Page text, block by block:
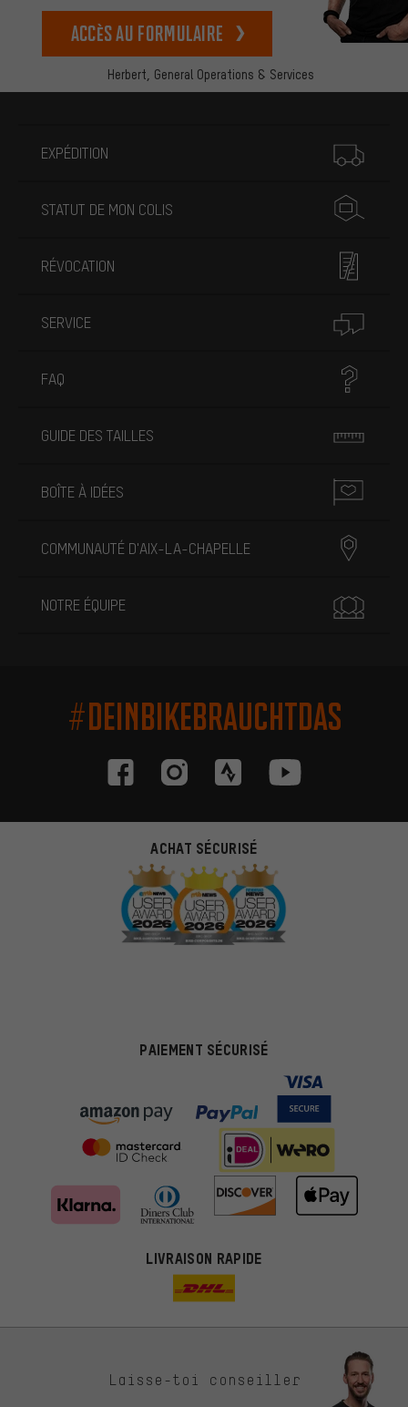
Herbert, General Operations & Services
Accès au formulaire
EXPÉDITION
STATUT DE MON COLIS
RÉVOCATION
SERVICE
FAQ
GUIDE DES TAILLES
BOÎTE À IDÉES
COMMUNAUTÉ D'AIX-LA-CHAPELLE
NOTRE ÉQUIPE
#DEINBIKEBRAUCHTDAS
ACHAT SÉCURISÉ
PAIEMENT SÉCURISÉ
LIVRAISON RAPIDE
Laisse-toi conseiller
Des offres plus adaptées
Au lieu de pubs au hasard, nous afficherons des offres plus